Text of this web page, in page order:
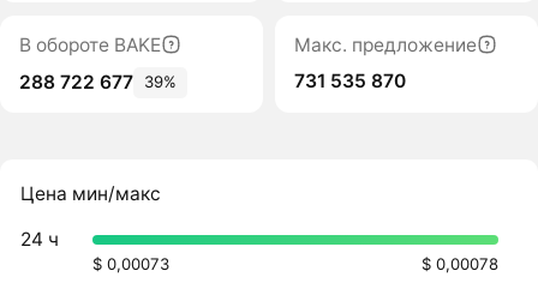
В обороте BAKE
288 722 677
39%
Макс. предложение
731 535 870
Цена мин/макс
24 ч
$ 0,00073 $ 0,00078